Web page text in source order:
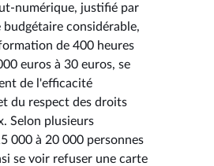
numérique, justifié par
budgétaire considérable,
de 400 heures
euros à 30 euros, se
de l'efficacité
du respect des droits
Selon plusieurs
000 à 20 000 personnes
se voir refuser une carte